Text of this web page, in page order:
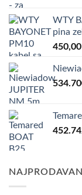
WTY
pina
450,00